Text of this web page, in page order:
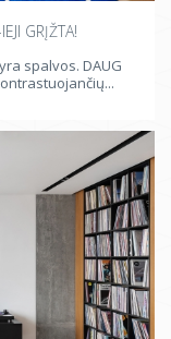
GRĮŽTA!
spalvos. DAUG